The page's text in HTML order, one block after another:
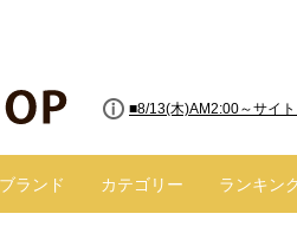
■8/13(木)AM2:00～サイ
ブランド カテゴリー ランキン